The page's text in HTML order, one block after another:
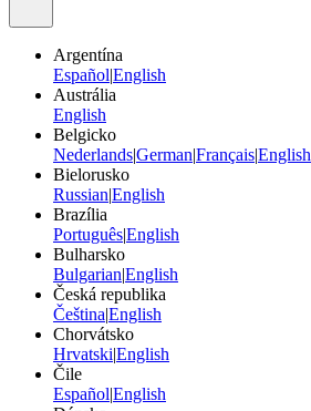
Argentína
Español|English
Austrália
English
Belgicko
Nederlands|German|Français|English
Bielorusko
Russian|English
Brazília
Português|English
Bulharsko
Bulgarian|English
Česká republika
Čeština|English
Chorvátsko
Hrvatski|English
Čile
Español|English